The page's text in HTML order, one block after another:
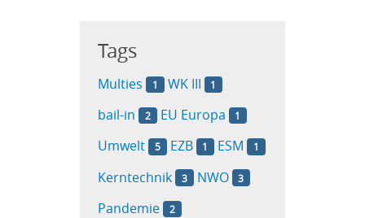
Tags
Multies 1 WK III 1
bail-in 2 EU Europa 1
Umwelt 5 EZB 1 ESM 1
Kerntechnik 3 NWO 3
Pandemie 2